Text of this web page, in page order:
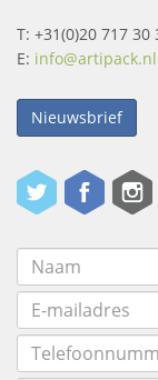
T: +31(0)20 717 30
E: info@artipack.nl
Nieuwsbrief